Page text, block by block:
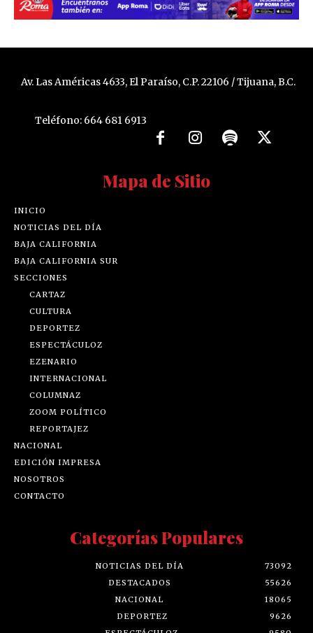
Av. Las Américas 4633, El Paraíso, C.P. 22106 / Tijuana, B.C.
Teléfono: 664 681 6913
Mapa de Sitio
INICIO
NOTICIAS DEL DÍA
BAJA CALIFORNIA
BAJA CALIFORNIA SUR
SECCIONES
CARTAZ
CULTURA
DEPORTEZ
ESPECTÁCULOZ
EZENARIO
INTERNACIONAL
COLUMNAZ
ZOOM POLÍTICO
REPORTAJEZ
NACIONAL
EDICIÓN IMPRESA
NOSOTROS
CONTACTO
Categorías Populares
NOTICIAS DEL DÍA
73092
DESTACADOS
55626
NACIONAL
18065
DEPORTEZ
9626